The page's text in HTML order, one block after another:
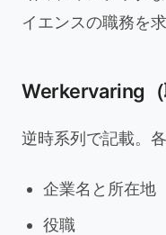
イエンスの職務を
Werkervaring（
逆時系列で記載。
企業名と所在地
役職